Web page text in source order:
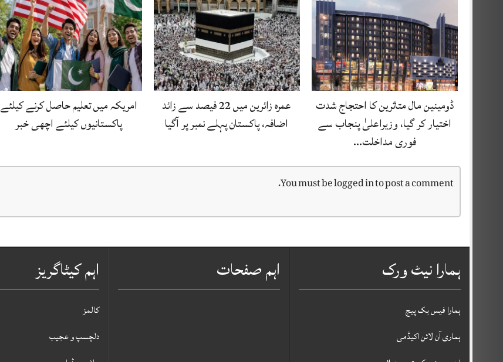
ڈومینین مال متاثرین کا احتجاج شدت
اختیار کر گیا، وزیراعلیٰ پنجاب سے
فوری مداخلت…
عمرہ زائرین میں 22 فیصد سے زائد
اضافہ، پاکستان پہلے نمبر پر آگیا
امریکہ میں تعلیم حاصل کرنے کیلئے
پاکستانیوں کیلئے اچھی خبر
You must belogged into post a comment.
اہم کیٹاگریز
کالمز
دلچسپ و عجیب
اہم صفحات ہمارا نیٹ ورک
ہمارا فیس بک پیج
ہماری آن لائن اکیڈمی